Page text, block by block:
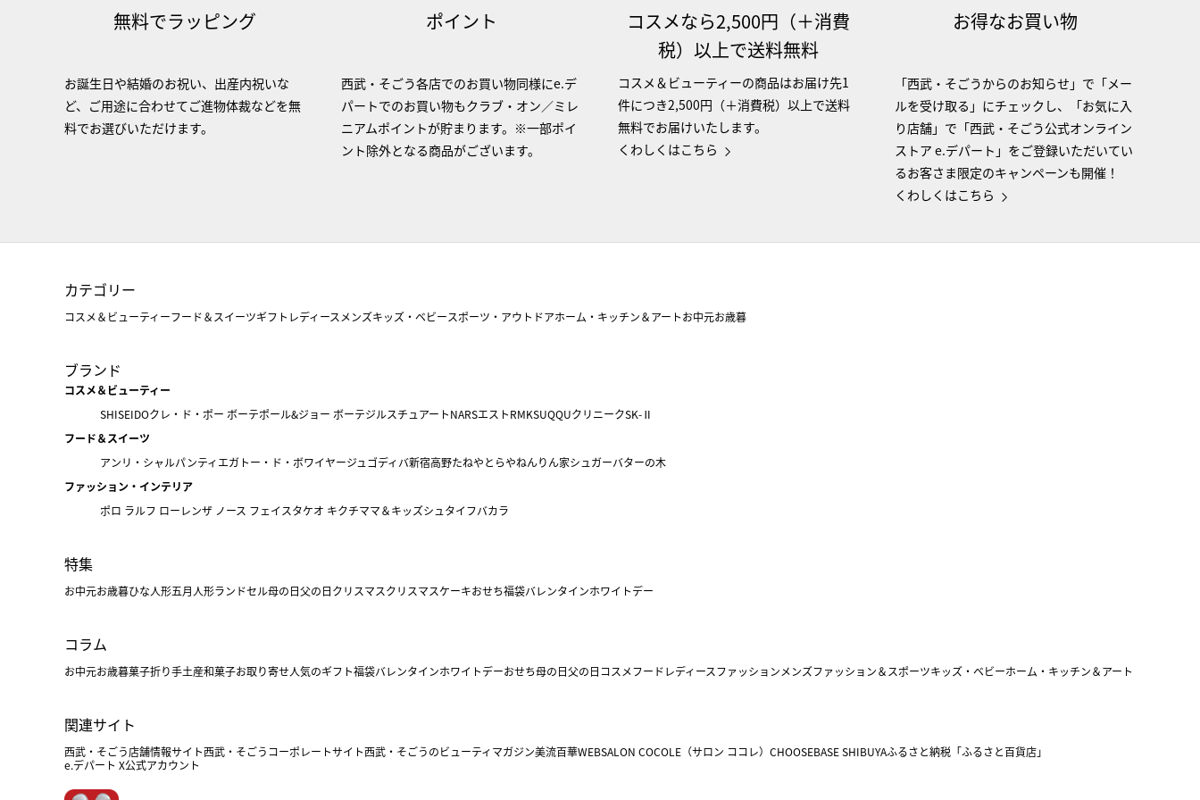
無料でラッピング
お誕生日や結婚のお祝い、出産内祝いな
ど、ご用途に合わせてご進物体裁などを無
料でお選びいただけます。
ポイント
西武・そごう各店でのお買い物同様にe.デ
パートでのお買い物もクラブ・オン／ミレ
ニアムポイントが貯まります。※一部ポイ
ント除外となる商品がございます。
コスメなら2,500円（＋消費
税）以上で送料無料
コスメ＆ビューティーの商品はお届け先1
件につき2,500円（＋消費税）以上で送料
無料でお届けいたします。
くわしくはこちら
お得なお買い物
「西武・そごうからのお知らせ」で「メー
ルを受け取る」にチェックし、「お気に入
り店舗」で「西武・そごう公式オンライン
ストア e.デパート」をご登録いただいてい
るお客さま限定のキャンペーンも開催！
くわしくはこちら
カテゴリー
コスメ＆ビューティーフード＆スイーツギフト レディースメンズキッズ・ベビースポーツ・アウトドアホーム・キッチン＆アートお中元お歳暮
ブランド
コスメ＆ビューティー
SHISEIDOクレ・ド・ポー ボーテポール&ジョー ボーテジルスチュアートNARSエストRMKSUQQUクリニークSK-Ⅱ
フード＆スイーツ
アンリ・シャルパンティエガトー・ド・ボワイヤージュゴディバ新宿高野たねやとらやねんりん家シュガーバターの木
ファッション・インテリア
ポロ ラルフ ローレンザ ノース フェイスタケオ キクチママ＆キッズシュタイフバカラ
特集
お中元お歳暮ひな人形五月人形ランドセル母の日父の日クリスマスクリスマスケーキおせち福袋バレンタインホワイトデー
コラム
お中元お歳暮菓子折り手土産和菓子お取り寄せ人気のギフト福袋バレンタインホワイトデーおせち母の日父の日 コスメフードレディースファッションメンズファッション＆スポーツキッズ・ベビーホーム・キッチン＆アート
関連サイト
西武・そごう店舗情報サイト西武・そごうコーポレートサイト西武・そごうのビューティマガジン美流百華WEBSALON COCOLE（サロン ココレ） CHOOSEBASE SHIBUYAふるさと納税「ふるさと百貨店」
e.デパート X公式アカウント